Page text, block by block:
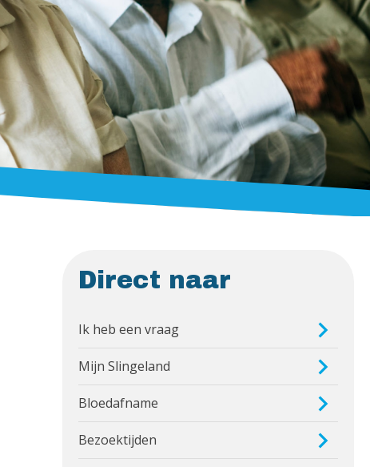
Direct naar
Ik heb een vraag
Mijn Slingeland
Bloedafname
Bezoektijden